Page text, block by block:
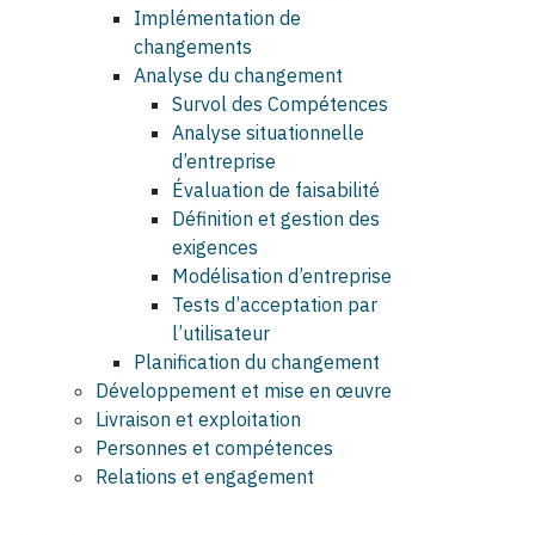
Implémentation de
changements
Analyse du changement
Survol des Compétences
Analyse situationnelle
d’entreprise
Évaluation de faisabilité
Définition et gestion des
exigences
Modélisation d’entreprise
Tests d’acceptation par
l’utilisateur
Planification du changement
Développement et mise en œuvre
Livraison et exploitation
Personnes et compétences
Relations et engagement